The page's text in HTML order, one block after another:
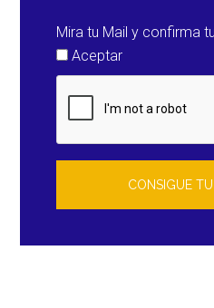
Mira tu Mail y confirma
Aceptar